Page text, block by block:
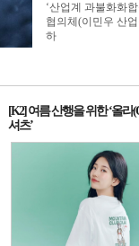
환 경제로 전환하
것이며, 이를 통해
구
[K2] 여름 산행을 위한 ‘올라
셔츠’